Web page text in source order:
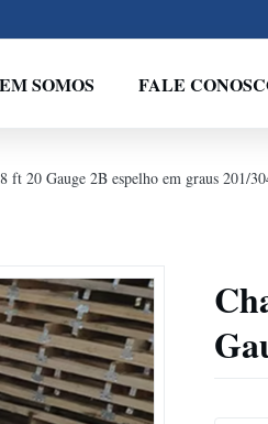
SOMOS FALE
ft 20 Gauge 2B espelho em graus 201/